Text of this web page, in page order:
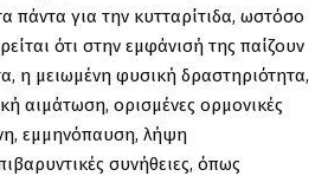
πάντα για την κυτταρίτιδα, ωστόσο
ότι στην εμφάνισή της παίζουν
η μειωμένη φυσική δραστηριότητα,
αιμάτωση, ορισμένες ορμονικές
εμμηνόπαυση, λήψη
συνήθειες, όπως